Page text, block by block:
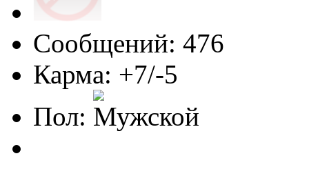
Сообщений: 476
Карма: +7/-5
Пол: